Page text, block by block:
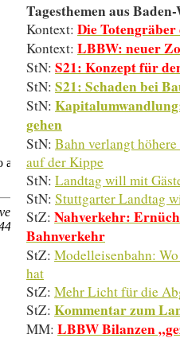
Tagesthemen aus
Kontext: Die
Kontext: LBBW: neuer
StN: S21: Konzept für
StN: S21: Schaden bei
StN:
gehen
StN: Bahn verlangt
auf der Kippe
StN: Landtag will mit
StN: Stuttgarter Landtag
StZ: Nahverkehr:
Bahnverkehr
StZ: Modelleisenbahn:
hat
StZ: Mehr Licht für die
StZ: Kommentar zum
MM: LBBW Bilanzen